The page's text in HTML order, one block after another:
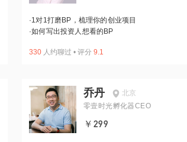
·1对1打磨BP，梳理你的创业项目
·如何写出投资人想看的BP
330 人约聊过 • 评分 9.1
乔丹
北京
零壹时光孵化器CEO
￥299